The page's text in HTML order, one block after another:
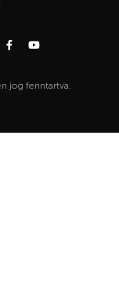
jog fenntartva.